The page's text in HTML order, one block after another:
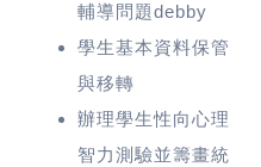
輔導問題debby
學生基本資料保管
與移轉
辦理學生性向心理
智力測驗並籌畫統